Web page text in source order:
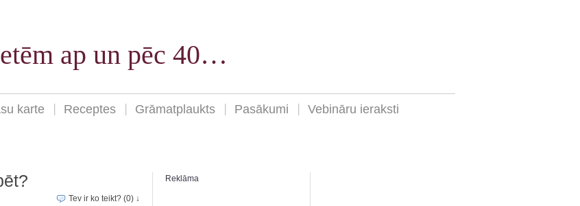
ap un pēc 40…
karte Receptes Grāmatplaukts Pasākumi Vebināru ieraksti
Tev ir ko teikt? (0) ↓
Reklāma